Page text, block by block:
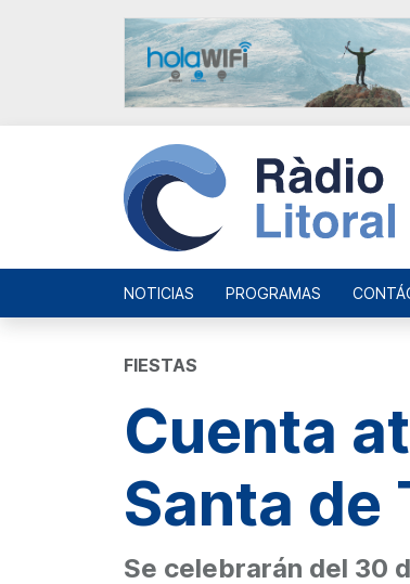
NOTICIAS PROGRAMAS
FIESTAS
Cuenta
Santa de
Se celebrarán del 30